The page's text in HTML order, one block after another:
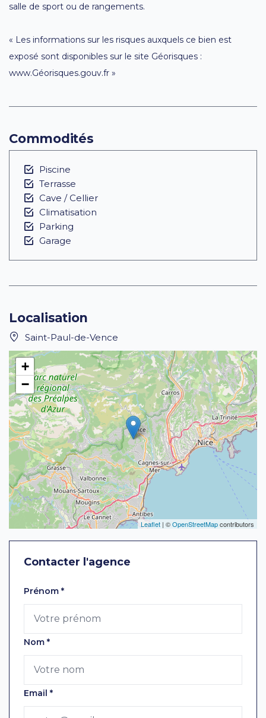
salle de sport ou de rangements.
« Les informations sur les risques auxquels ce bien est
exposé sont disponibles sur le site Géorisques :
www.Géorisques.gouv.fr »
Commodités
Piscine
Terrasse
Cave / Cellier
Climatisation
Parking
Garage
Localisation
Saint-Paul-de-Vence
+
−
Leaflet | ©OpenStreetMapcontributors
Contacter l'agence
Laissez ce champ vide
Prénom *
Nom *
Email *